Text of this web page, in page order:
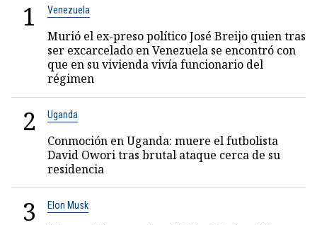
1 Venezuela
Murió el ex-preso político José Breijo quien tras
ser excarcelado en Venezuela se encontró con
que en su vivienda vivía funcionario del
régimen
2 Uganda
Conmoción en Uganda: muere el futbolista
David Owori tras brutal ataque cerca de su
residencia
3 Elon Musk